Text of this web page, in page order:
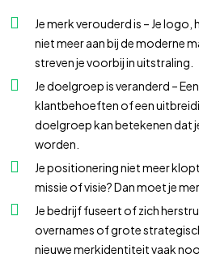
Je merk verouderd is – Je
niet meer aan bij de moderne
streven je voorbij in uitstraling.
Je doelgroep is veranderd –
klantbehoeften of een
doelgroep kan betekenen dat
worden.
Je positionering niet meer
missie of visie? Dan moet je
Je bedrijf fuseert of zich
overnames of grote
nieuwe merkidentiteit vaak